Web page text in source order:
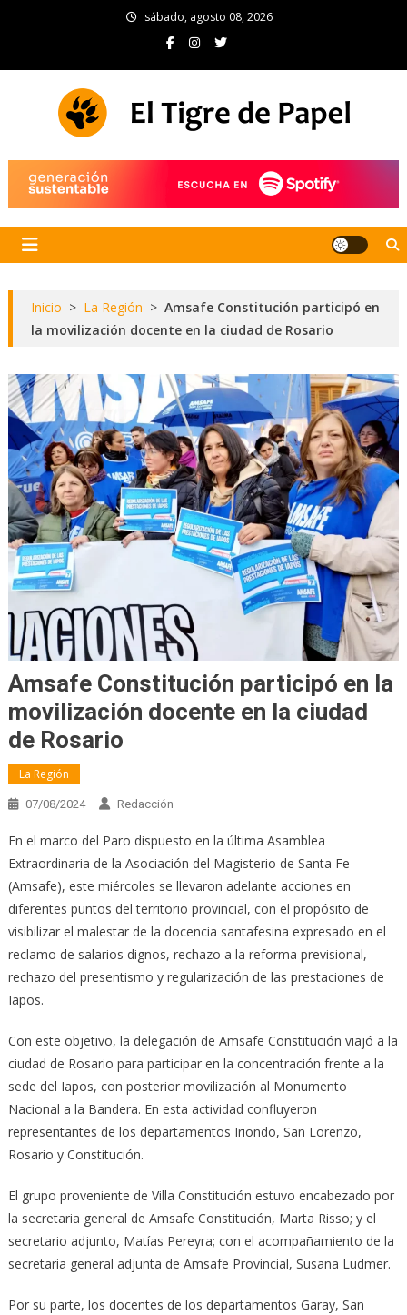
sábado, agosto 08, 2026
Inicio > La Región > Amsafe Constitución participó en
la movilización docente en la ciudad de Rosario
Amsafe Constitución participó en la
movilización docente en la ciudad
de Rosario
La Región
07/08/2024 Redacción
En el marco del Paro dispuesto en la última Asamblea
Extraordinaria de la Asociación del Magisterio de Santa Fe
(Amsafe), este miércoles se llevaron adelante acciones en
diferentes puntos del territorio provincial, con el propósito de
visibilizar el malestar de la docencia santafesina expresado en el
reclamo de salarios dignos, rechazo a la reforma previsional,
rechazo del presentismo y regularización de las prestaciones de
Iapos.
Con este objetivo, la delegación de Amsafe Constitución viajó a la
ciudad de Rosario para participar en la concentración frente a la
sede del Iapos, con posterior movilización al Monumento
Nacional a la Bandera. En esta actividad confluyeron
representantes de los departamentos Iriondo, San Lorenzo,
Rosario y Constitución.
El grupo proveniente de Villa Constitución estuvo encabezado por
la secretaria general de Amsafe Constitución, Marta Risso; y el
secretario adjunto, Matías Pereyra; con el acompañamiento de la
secretaria general adjunta de Amsafe Provincial, Susana Ludmer.
Por su parte, los docentes de los departamentos Garay, San